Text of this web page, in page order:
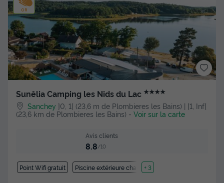
Sunêlia Camping les Nids du Lac ★★★★
Sanchey ]0, 1[ (23,6 m de Plombieres les Bains) | [1, Inf[
(23,6 km de Plombieres les Bains) - Voir sur la carte
Avis clients
8.8/10
Point Wifi gratuit Piscine extérieure chauffée
+ 3